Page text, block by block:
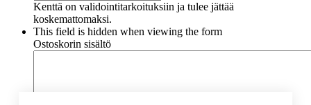
Kenttä on validointitarkoituksiin ja tulee jättää
koskemattomaksi.
This field is hidden when viewing the form
Ostoskorin sisältö